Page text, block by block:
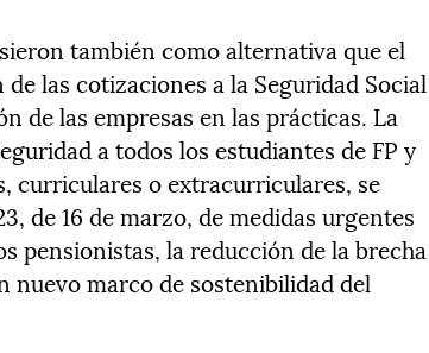
también como alternativa que el
las cotizaciones a la Seguridad Social
de las empresas en las prácticas. La
a todos los estudiantes de FP y
curriculares o extracurriculares, se
de 16 de marzo, de medidas urgentes
pensionistas, la reducción de la brecha
nuevo marco de sostenibilidad del